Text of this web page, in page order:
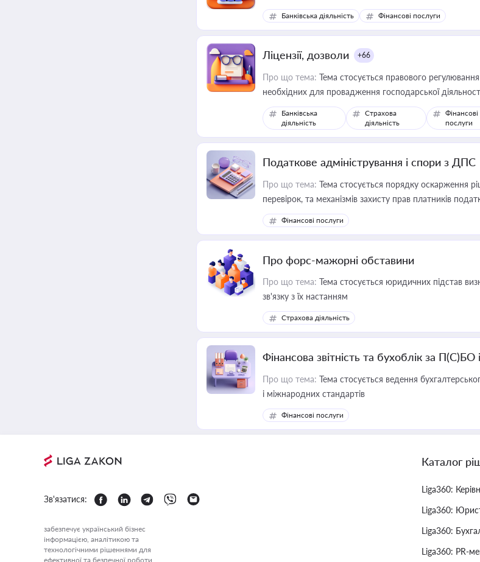
Банківська діяльність Фінансові послуги
Ліцензії, дозволи +66
Про що тема: Тема стосується правового
необхідних для провадження господарської
Банківська
діяльність
Страхова
діяльність
Фінансові
послуги
Податкове адміністрування і спори з ДПС
Про що тема: Тема стосується порядку оскарження
перевірок, та механізмів захисту прав платників
Фінансові послуги
Про форс-мажорні обставини
Про що тема: Тема стосується юридичних підстав
зв'язку з їх настанням
Страхова діяльність
Фінансова звітність та бухоблік за
Про що тема: Тема стосується ведення
і міжнародних стандартів
Фінансові послуги
Зв'язатися:
забезпечує український бізнес
інформацією, аналітикою та
технологічними рішеннями для
ефективної та безпечної роботи.
Каталог
Liga360:
Liga360:
Liga360:
Liga360: PR-